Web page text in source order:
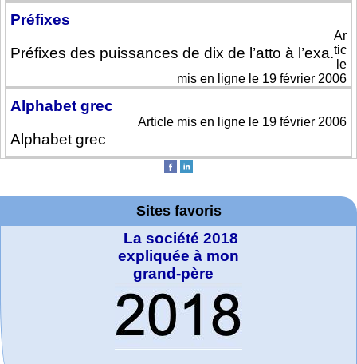
Préfixes
Préfixes des puissances de dix de l’atto à l’exa.
Ar
tic
le
mis en ligne le 19 février 2006
Alphabet grec
Alphabet grec
Article mis en ligne le 19 février 2006
Sites favoris
La société 2018
expliquée à mon
grand-père